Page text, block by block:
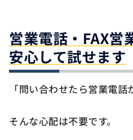
営業電話・FAX営
安心して試せます
「問い合わせたら営業電話
そんな心配は不要です。